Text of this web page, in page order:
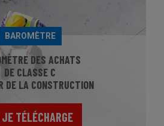
BAROMÈTRE
DES ACHATS
DE CLASSE C
DE LA CONSTRUCTION
JE TÉLÉCHARGE